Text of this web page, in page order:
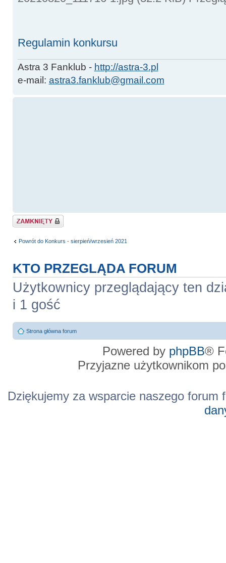
Regulamin konkursu
Astra 3 Fanklub - http://astra-3.pl
e-mail: astra3.fanklub@gmail.com
Zablokowany
Powrót do Konkurs - sierpień/wrzesień 2021
KTO PRZEGLĄDA FORUM
Użytkownicy przeglądający ten
i 1 gość
Strona główna forum
Powered by phpBB®
Przyjazne użytkownikom
Dziękujemy za wsparcie naszego